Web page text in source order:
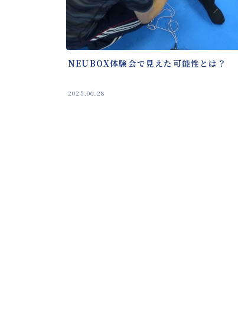
NEUBOX体験会で見えた可能性とは？
2025.06.28